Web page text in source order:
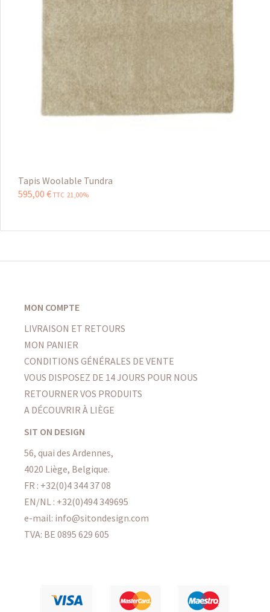
Tapis Woolable Tundra
595,00 € TTC 21,00%
MON COMPTE
LIVRAISON ET RETOURS
MON PANIER
CONDITIONS GÉNÉRALES DE VENTE
VOUS DISPOSEZ DE 14 JOURS POUR NOUS
RETOURNER VOS PRODUITS
A DÉCOUVRIR À LIÈGE
SIT ON DESIGN
56, quai des Ardennes,
4020 Liège, Belgique.
FR : +32(0)4 344 37 08
EN/NL : +32(0)494 349695
e-mail: info@sitondesign.com
TVA: BE 0895 629 605